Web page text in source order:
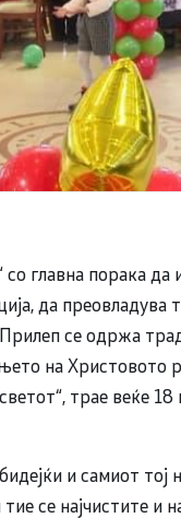
главна порака
да преовладува
се одржа
на Христовото
трае веќе
и самиот тој
се најчистите и